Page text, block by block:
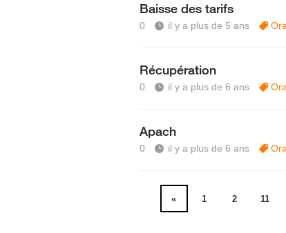
Baisse des tarifs
0 il y a plus de 5 ans
Récupération
0 il y a plus de 6 ans
Apach
0 il y a plus de 6 ans
« 1 2 11